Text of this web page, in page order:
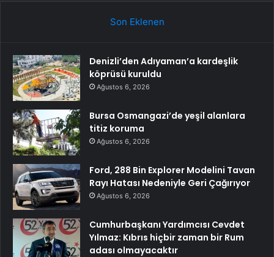
Son Eklenen
Denizli’den Adıyaman’a kardeşlik
köprüsü kuruldu
Ağustos 6, 2026
Bursa Osmangazi’de yeşil alanlara
titiz koruma
Ağustos 6, 2026
Ford, 288 Bin Explorer Modelini Tavan
Rayı Hatası Nedeniyle Geri Çağırıyor
Ağustos 6, 2026
Cumhurbaşkanı Yardımcısı Cevdet
Yılmaz: Kıbrıs hiçbir zaman bir Rum
adası olmayacaktır